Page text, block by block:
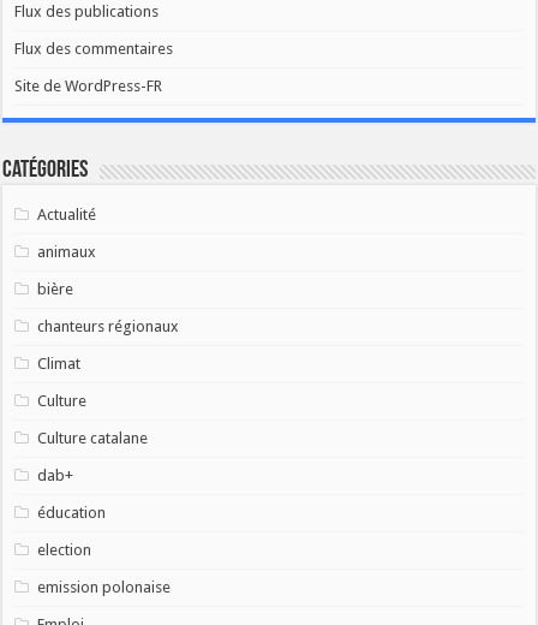
Flux des publications
Flux des commentaires
Site de WordPress-FR
Catégories
Actualité
animaux
bière
chanteurs régionaux
Climat
Culture
Culture catalane
dab+
éducation
election
emission polonaise